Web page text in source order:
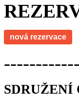
nová rezervace
SDRUŽENÍ